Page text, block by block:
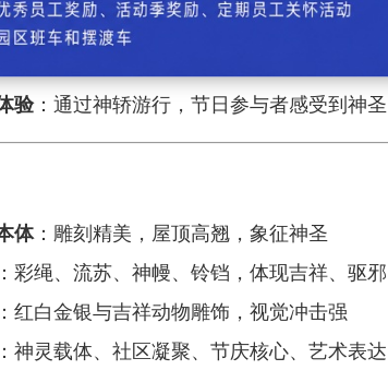
化：抬轿活动增强居民合作、社群认同与节
验：通过神轿游行，节日参与者感受到神圣
体：雕刻精美，屋顶高翘，象征神圣
：彩绳、流苏、神幔、铃铛，体现吉祥、驱
红白金银与吉祥动物雕饰，视觉冲击强
神灵载体、社区凝聚、节庆核心、艺术表达